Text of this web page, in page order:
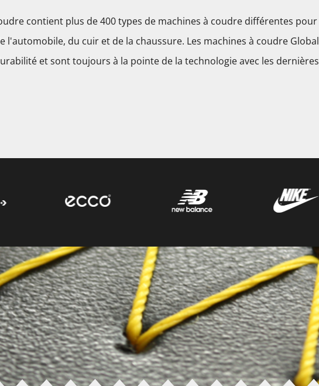
contient plus de 400 types de machines à coudre différentes pour
l'automobile, du cuir et de la chaussure. Les machines à coudre Global
et sont toujours à la pointe de la technologie avec les dernières